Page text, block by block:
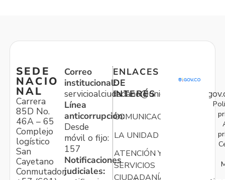
SEDE
NACIO
NAL
Carrera
85D No.
46A – 65
Complejo
logístico
San
Cayetano
Conmutador:
Correo
institucional:
Línea
anticorrupción:
Desde
móvil o fijo:
157
Notificaciones
judiciales:
ENLACES
DE
INTERÉS
COMUNICACIONES
LA UNIDAD
ATENCIÓN Y
SERVICIOS
CIUDADANÍA